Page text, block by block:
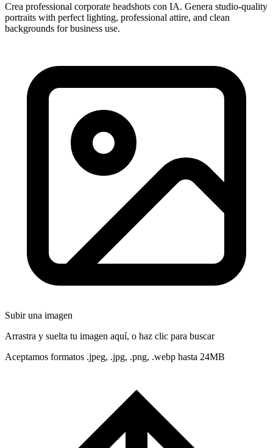
Crea professional corporate headshots con IA. Genera studio-quality
portraits with perfect lighting, professional attire, and clean
backgrounds for business use.
Subir una imagen
Arrastra y suelta tu imagen aquí, o haz clic para buscar
Aceptamos formatos .jpeg, .jpg, .png, .webp hasta 24MB